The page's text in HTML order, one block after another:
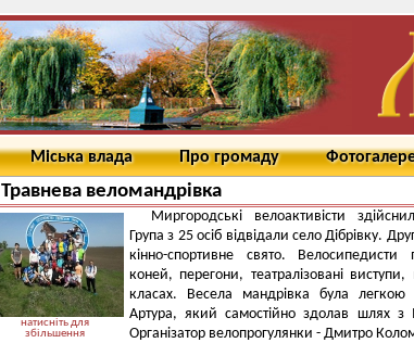
Міська влада Про громаду
Травнева веломандрівка
натисніть для
збільшення
Миргородські велоактивісти
Група з 25 осіб відвідали село Дібрівку.
кінно-спортивне свято. Велосипедисти
коней, перегони, театралізовані
класах. Весела мандрівка була легкою
Артура, який самостійно здолав шлях з
Організатор велопрогулянки - Дмитро